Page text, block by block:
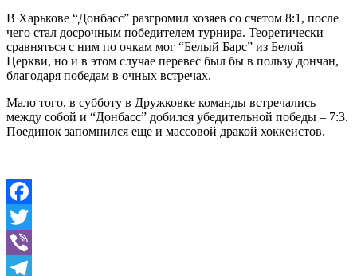
В Харькове “Донбасс” разгромил хозяев со счетом 8:1, после
чего стал досрочным победителем турнира. Теоретически
сравняться с ним по очкам мог “Белый Барс” из Белой
Церкви, но и в этом случае перевес был бы в пользу дончан,
благодаря победам в очных встречах.
Мало того, в субботу в Дружковке команды встречались
между собой и “Донбасс” добился убедительной победы – 7:3.
Поединок запомнился еще и массовой дракой хоккеистов.
Facebook
Twitter
Viber